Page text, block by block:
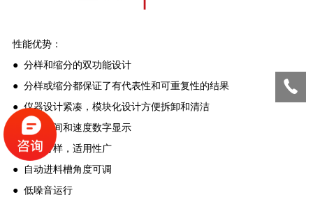
性能优势：
● 分样和缩分的双功能设计
● 分样或缩分都保证了有代表性和可重复性的结果
●仪器设计紧凑，模块化设计方便拆卸和清洁
● 分样时间和速度数字显示
●无级分样，适用性广
●
自动进料槽角度可调
● 低噪音运行